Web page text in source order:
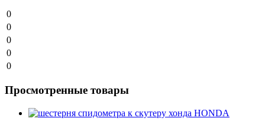
0
0
0
0
0
Просмотренные товары